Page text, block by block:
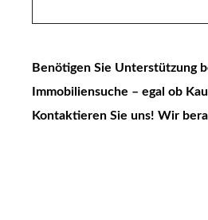
Benötigen Sie Unterstützung
Immobiliensuche – egal ob
Kontaktieren Sie uns! Wir